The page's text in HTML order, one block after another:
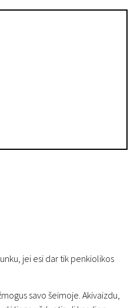
jei esi dar tik penkiolikos
savo šeimoje. Akivaizdu,